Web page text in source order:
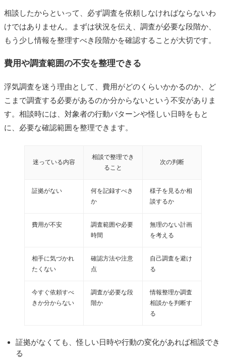
相談したからといって、必ず調査を依頼しなければならないわ
けではありません。まずは状況を伝え、調査が必要な段階か、
もう少し情報を整理すべき段階かを確認することが大切です。
費用や調査範囲の不安を整理できる
浮気調査を迷う理由として、費用がどのくらいかかるのか、ど
こまで調査する必要があるのか分からないという不安がありま
す。相談時には、対象者の行動パターンや怪しい日時をもと
に、必要な確認範囲を整理できます。
迷っている内容
相談で整理でき
ること
次の判断
証拠がない
何を記録すべき
か
様子を見るか相
談するか
費用が不安
調査範囲や必要
時間
無理のない計画
を考える
相手に気づかれ
たくない
確認方法や注意
点
自己調査を避け
る
今すぐ依頼すべ
きか分からない
調査が必要な段
階か
情報整理か調査
相談かを判断す
る
証拠がなくても、怪しい日時や行動の変化があれば相談でき
る